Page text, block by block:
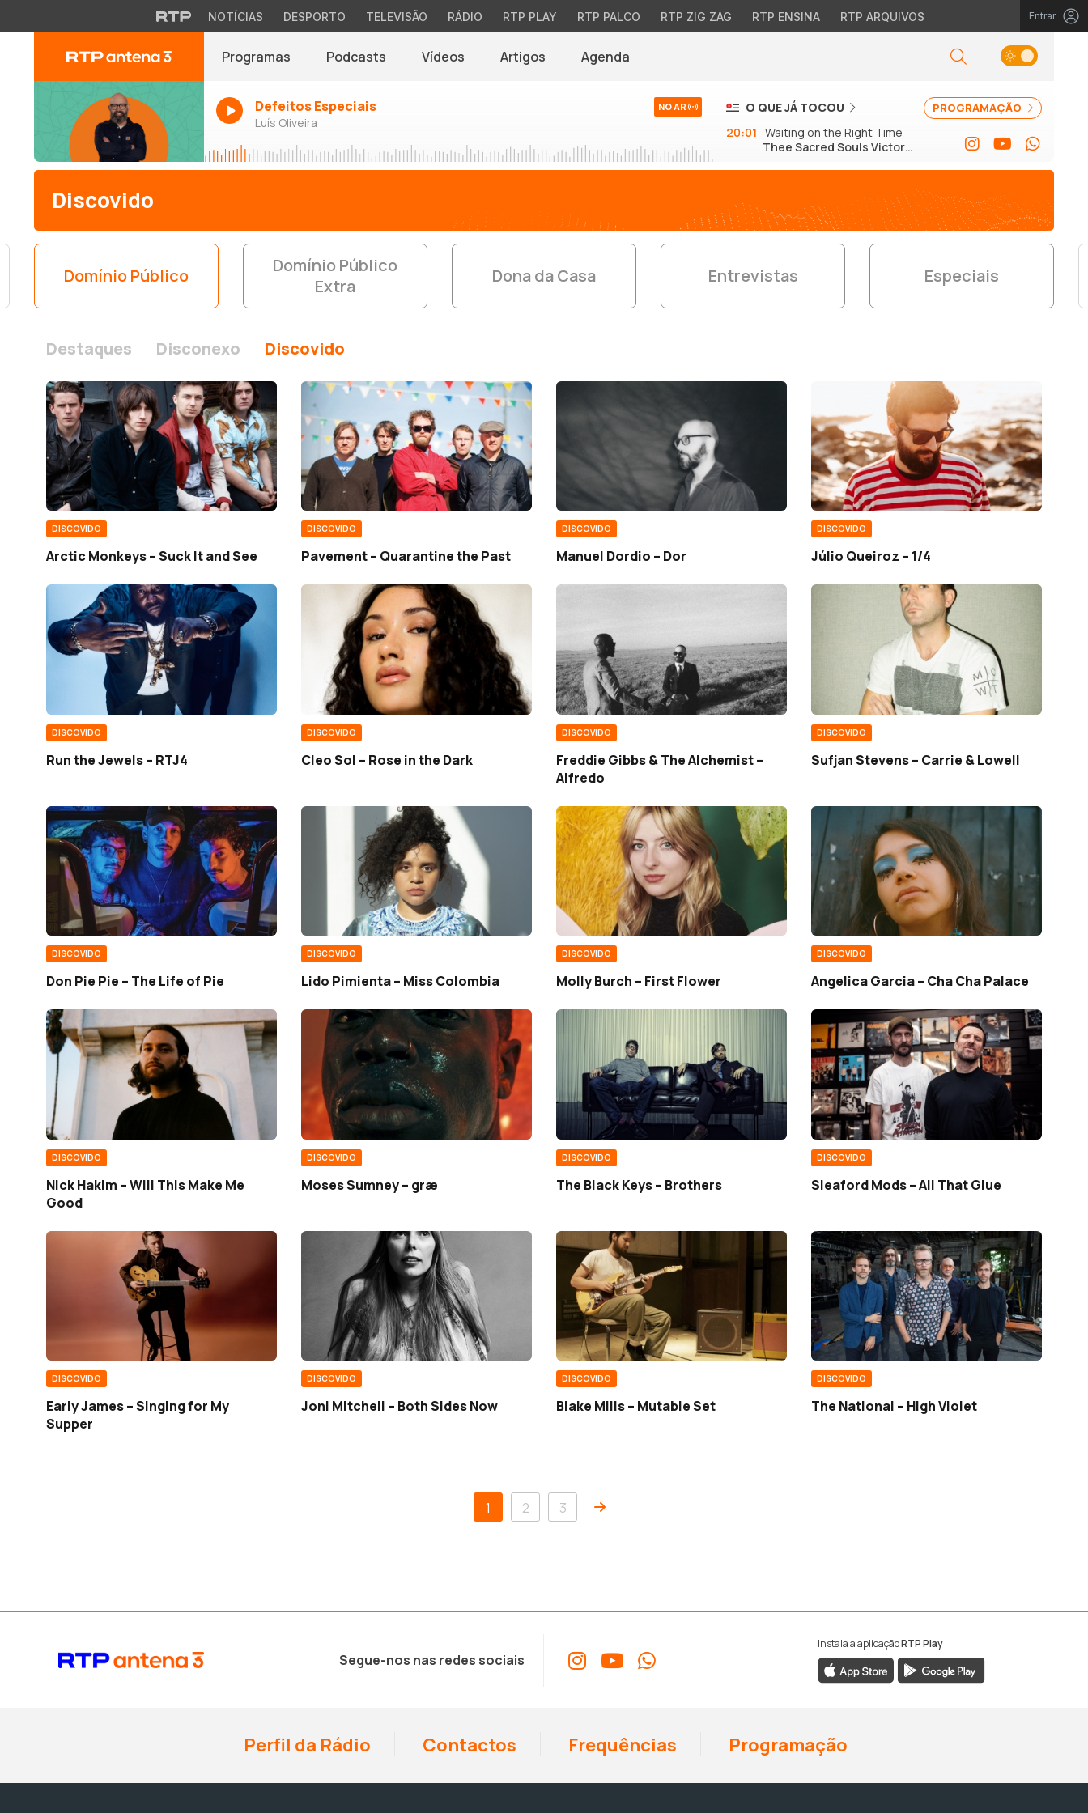
NOTÍCIAS DESPORTO TELEVISÃO RÁDIO RTP PLAY RTP PALCO RTP ZIG ZAG RTP ENSINA RTP ARQUIVOS Entrar
Programas Podcasts Vídeos Artigos Agenda
Defeitos Especiais
Luís Oliveira
NO AR PROGRAMAÇÃO
O QUE JÁ TOCOU
20:01 Waiting on the Right Time
Thee Sacred Souls Victor
Discovido
Domínio Público
Domínio Público
Extra
Dona da Casa Entrevistas Especiais
Destaques Disconexo Discovido
DISCOVIDO
Arctic Monkeys – Suck It and See
DISCOVIDO
Pavement – Quarantine the Past
DISCOVIDO
Manuel Dordio – Dor
DISCOVIDO
Júlio Queiroz – 1/4
DISCOVIDO
Run the Jewels – RTJ4
DISCOVIDO
Cleo Sol – Rose in the Dark
DISCOVIDO
Freddie Gibbs & The Alchemist –
Alfredo
DISCOVIDO
Sufjan Stevens – Carrie & Lowell
DISCOVIDO
Don Pie Pie – The Life of Pie
DISCOVIDO
Lido Pimienta – Miss Colombia
DISCOVIDO
Molly Burch – First Flower
DISCOVIDO
Angelica Garcia – Cha Cha Palace
DISCOVIDO
Nick Hakim – Will This Make Me
Good
DISCOVIDO
Moses Sumney – græ
DISCOVIDO
The Black Keys – Brothers
DISCOVIDO
Sleaford Mods – All That Glue
DISCOVIDO
Early James – Singing for My
Supper
DISCOVIDO
Joni Mitchell – Both Sides Now
DISCOVIDO
Blake Mills – Mutable Set
DISCOVIDO
The National – High Violet
1 2 3
Segue-nos nas redes sociais
Instala a aplicaçãoRTP Play
Perfil da Rádio Contactos Frequências Programação